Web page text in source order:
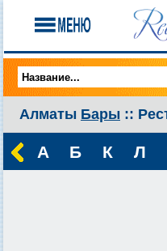
Алматы Бары ::
А Б К Л